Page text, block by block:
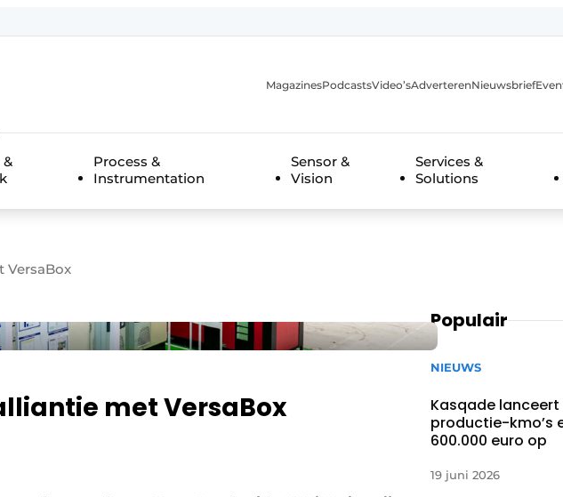
MagazinesPodcastsVideo’sAdverterenNieuwsbrief
Process &
Instrumentation
Sensor &
Vision
Services &
Solutions
VersaBox
met VersaBox
Populair
NIEUWS
Kasqade
productie-kmo’s
600.000 euro op
19 juni 2026